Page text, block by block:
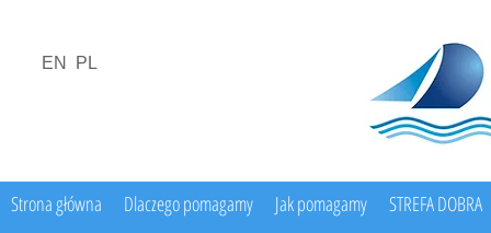
EN PL
Strona główna Dlaczego pomagamy Jak pomagamy STREFA DOBRA